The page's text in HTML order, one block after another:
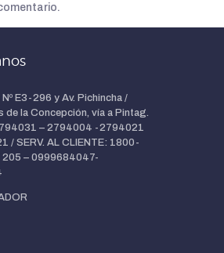
E3-296 y Av. Pichincha /
de la Concepción, vía a Pintag.
– 2794004 -2794021
/ SERV. AL CLIENTE: 1800-
– 0999684047-